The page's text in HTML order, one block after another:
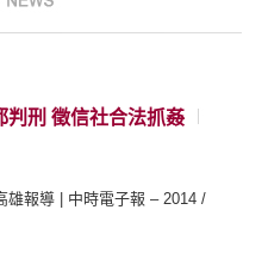
判刑 徵信社合法抓姦
報導 | 中時電子報 – 2014 /